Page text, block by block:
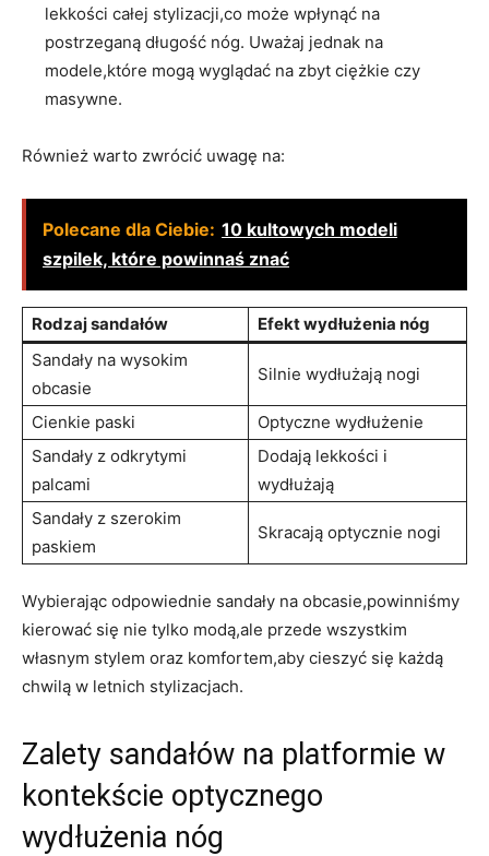
lekkości całej stylizacji,co może wpłynąć na
postrzeganą długość nóg. Uważaj jednak na
modele,które mogą wyglądać na zbyt ciężkie czy
masywne.
Również warto zwrócić uwagę na:
Polecane dla Ciebie: 10 kultowych modeli
szpilek, które powinnaś znać
Rodzaj sandałów
Efekt wydłużenia nóg
Sandały na wysokim
obcasie
Silnie wydłużają nogi
Cienkie paski
Optyczne wydłużenie
Sandały z odkrytymi
palcami
Dodają lekkości i
wydłużają
Sandały z szerokim
paskiem
Skracają optycznie nogi
Wybierając odpowiednie sandały na obcasie,powinniśmy
kierować się nie tylko modą,ale przede wszystkim
własnym stylem oraz komfortem,aby cieszyć się każdą
chwilą w letnich stylizacjach.
Zalety sandałów na platformie w
kontekście optycznego
wydłużenia nóg